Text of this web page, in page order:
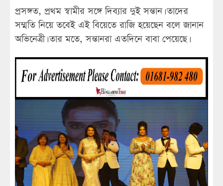
প্রসঙ্গত, প্রথম স্বামীর সঙ্গে দিব্যার দুই সন্তান। তাদের
সম্মতি নিয়ে তবেই এই বিয়েতে রাজি হয়েছেন বলে জানান
অভিনেত্রী। তার মতে, সন্তানরা এতদিনে বাবা পেয়েছে।